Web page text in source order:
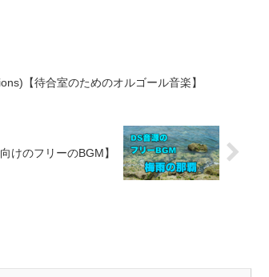
【待合室のためのオルゴール音楽】
けのフリーのBGM】